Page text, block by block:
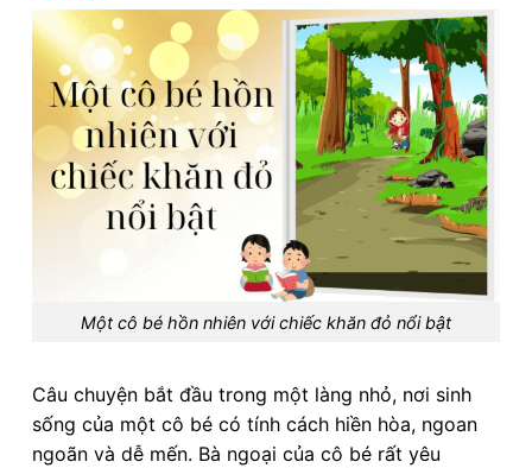
Một cô bé hồn nhiên với chiếc khăn đỏ nổi bật
Câu chuyện bắt đầu trong một làng nhỏ, nơi sinh
sống của một cô bé có tính cách hiền hòa, ngoan
ngoãn và dễ mến. Bà ngoại của cô bé rất yêu